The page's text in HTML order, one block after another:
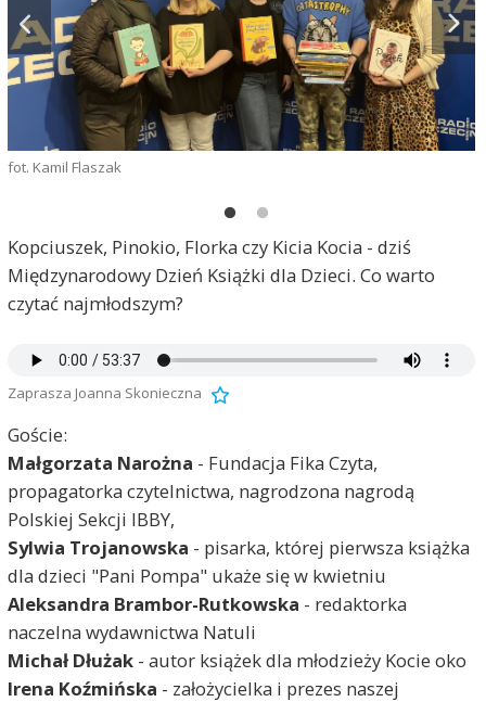
fot. Kamil Flaszak
Kopciuszek, Pinokio, Florka czy Kicia Kocia - dziś
Międzynarodowy Dzień Książki dla Dzieci. Co warto
czytać najmłodszym?
Zaprasza Joanna Skonieczna
Goście:
Małgorzata Narożna - Fundacja Fika Czyta,
propagatorka czytelnictwa, nagrodzona nagrodą
Polskiej Sekcji IBBY,
Sylwia Trojanowska - pisarka, której pierwsza książka
dla dzieci "Pani Pompa" ukaże się w kwietniu
Aleksandra Brambor-Rutkowska - redaktorka
naczelna wydawnictwa Natuli
Michał Dłużak- autor książek dla młodzieży Kocie oko
Irena Koźmińska - założycielka i prezes naszej